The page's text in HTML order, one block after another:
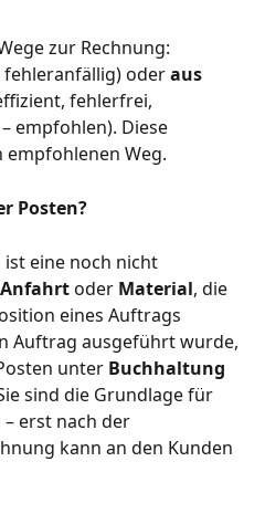
zur Rechnung:
oder aus
fehlerfrei,
empfohlen). Diese
Weg.
Posten?
ist eine noch nicht
Anfahrt oder Material, die
eines Auftrags
Auftrag ausgeführt wurde,
unter Buchhaltung
sind die Grundlage für
erst nach der
kann an den Kunden